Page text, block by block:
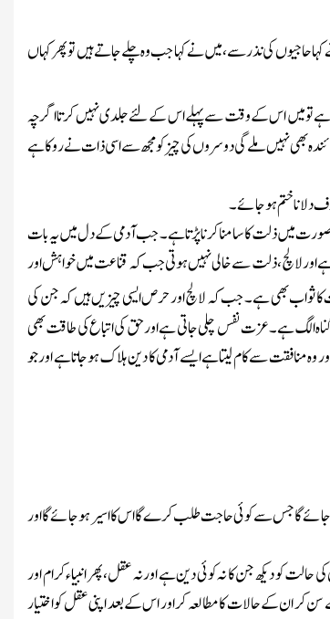
حاجیوں کی نذر سے، میں نے کہا جب وہ چلے جاتے ہیں تو پھر کہاں
ہے تو میں اس کے وقت سے پہلے اس کے لئے جلدی نہیں کرتا اگرچہ
بھی نہیں ملے گی دوسروں کی چیز کو مجھ سے اسی ذات نے روکا ہے
دلانا ختم ہوجائے۔
میں ذلت کا سامنا کرنا پڑتا ہے۔ جب آدمی کے دل میں یہ بات
اور لالچ، ذلت سے خالی نہیں ہوتی جب کہ قناعت میں خواہش اور
ثواب بھی ہے۔ جب کہ لالچ اور حرص ایسی چیزیں ہیں کہ جن کی
الگ ہے۔ عزت نفس چلی جاتی ہے اور حق کی اتباع کی طاقت بھی
وہ منافقت سے کام لیتا ہے ایسے آدمی کا دین ہلاک ہوجاتا ہے اور جو
گا جس سے کوئی حاجت طلب کرے گا اس کا اسیر ہوجائے گا اور
حالت کو دیکھ جن کا نہ کوئی دین ہے اور نہ عقل، پھر انبیاء کرام اور
سن کر ان کے حالات کا مطالعہ کر اور اس کے بعد اپنی عقل کو اختیار